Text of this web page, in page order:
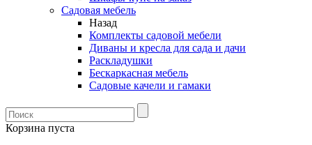
Садовая мебель
Назад
Комплекты садовой мебели
Диваны и кресла для сада и дачи
Раскладушки
Бескаркасная мебель
Садовые качели и гамаки
Корзина пуста